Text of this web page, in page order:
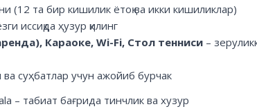
(12 та бир кишилик ётоқ ва икки кишиликлар)
иссиқда ҳузур қилинг
Караоке, Wi-Fi, Стол тенниси –
суҳбатлар учун ажойиб бурчак
– табиат бағрида тинчлик ва хузур